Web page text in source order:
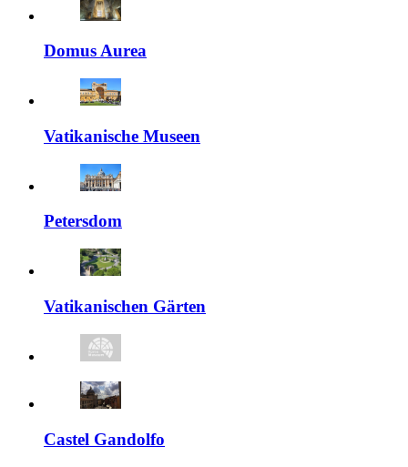
Domus Aurea
Vatikanische Museen
Petersdom
Vatikanischen Gärten
Castel Gandolfo